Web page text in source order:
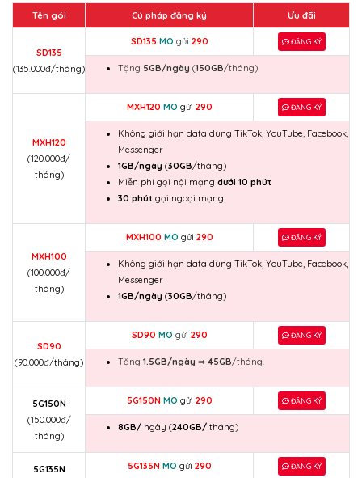
Tên gói Cú pháp đăng ký Ưu đãi
SD135
(135.000đ/tháng)
SD135 MO gửi 290 ĐĂNG KÝ
Tặng 5GB/ngày (150GB/tháng)
MXH120
(120.000đ/
tháng)
MXH120 MO gửi 290 ĐĂNG KÝ
Không giới hạn data dùng TikTok, YouTube, Facebook,
Messenger
1GB/ngày (30GB/tháng)
Miễn phí gọi nội mạng dưới 10 phút
30 phút gọi ngoại mạng
MXH100
(100.000đ/
tháng)
MXH100 MO gửi 290 ĐĂNG KÝ
Không giới hạn data dùng TikTok, YouTube, Facebook,
Messenger
1GB/ngày (30GB/tháng)
SD90
(90.000đ/tháng)
SD90 MO gửi 290 ĐĂNG KÝ
Tặng 1.5GB/ngày ⇒ 45GB/tháng.
5G150N
(150.000đ/
tháng)
5G150N MO gửi 290 ĐĂNG KÝ
8GB/ ngày (240GB/ tháng)
5G135N
5G135N MO gửi 290 ĐĂNG KÝ